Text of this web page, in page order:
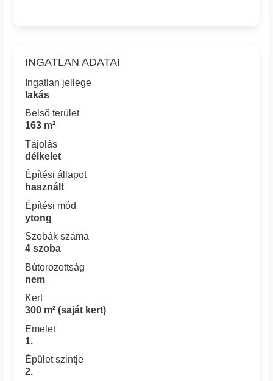
INGATLAN ADATAI
Ingatlan jellege
lakás
Belső terület
163 m²
Tájolás
délkelet
Építési állapot
használt
Építési mód
ytong
Szobák száma
4 szoba
Bútorozottság
nem
Kert
300 m² (saját kert)
Emelet
1.
Épület szintje
2.